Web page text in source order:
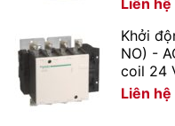
Khởi
NO) -
coil 24
Liên hệ